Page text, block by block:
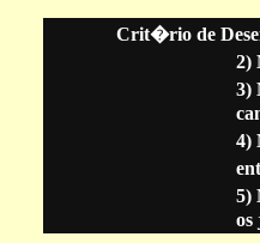
Crit�rio de
2)
3)
4)
5)
os